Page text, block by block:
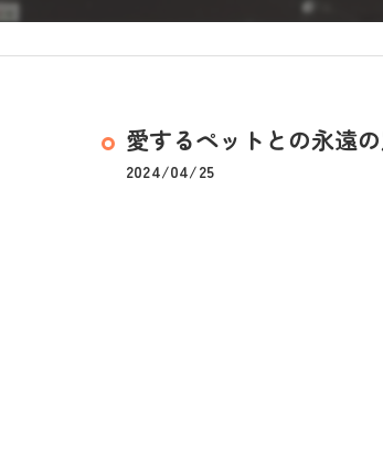
愛するペットとの永遠
2024/04/25